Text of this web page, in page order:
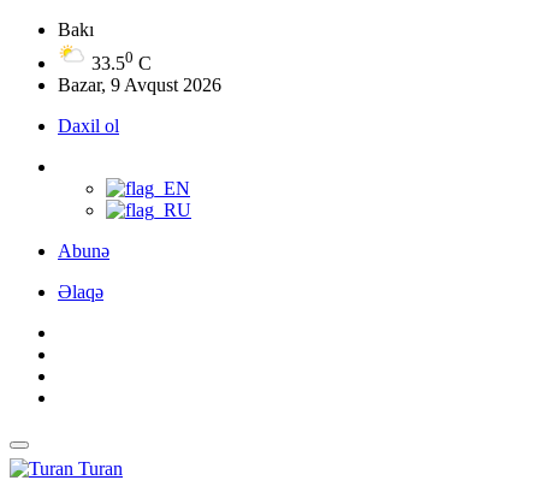
Bakı
33.50 C
Bazar, 9 Avqust 2026
Daxil ol
Abunə
Əlaqə
Turan